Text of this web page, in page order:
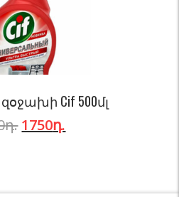
Cif 500մլ
դ. 1750դ.